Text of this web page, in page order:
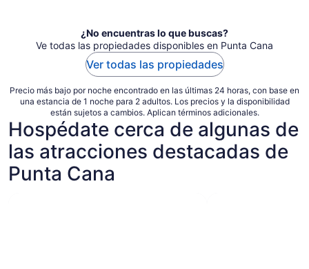
¿No encuentras lo que buscas?
Ve todas las propiedades disponibles en Punta Cana
Ver todas las propiedades
Precio más bajo por noche encontrado en las últimas 24 horas, con base en
una estancia de 1 noche para 2 adultos. Los precios y la disponibilidad
están sujetos a cambios. Aplican términos adicionales.
Hospédate cerca de algunas de
las atracciones destacadas de
Punta Cana